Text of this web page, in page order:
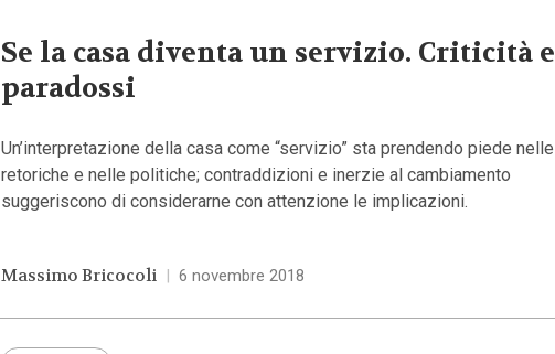
Se la casa diventa un servizio. Criticità e
paradossi
Un’interpretazione della casa come “servizio” sta prendendo piede nelle
retoriche e nelle politiche; contraddizioni e inerzie al cambiamento
suggeriscono di considerarne con attenzione le implicazioni.
Massimo Bricocoli | 6 novembre 2018